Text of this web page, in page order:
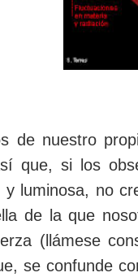
de nuestro
que, si los
luminosa, no
de la que
(llámese
se confunde